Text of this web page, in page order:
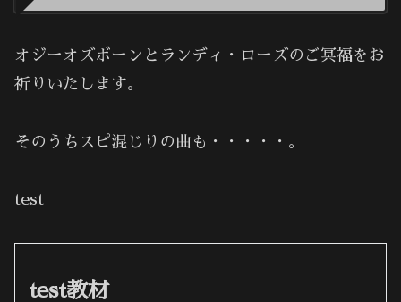
オジーオズボーンとランディ・ローズのご冥福をお
祈りいたします。
そのうちスピ混じりの曲も・・・・・。
test
test教材